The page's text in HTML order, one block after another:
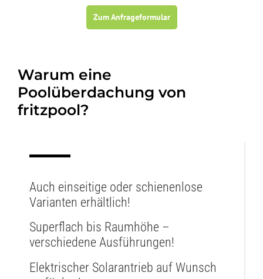
Zum Anfrageformular
Warum eine
Poolüberdachung von
fritzpool?
Auch einseitige oder schienenlose
Varianten erhältlich!
Superflach bis Raumhöhe –
verschiedene Ausführungen!
Elektrischer Solarantrieb auf Wunsch